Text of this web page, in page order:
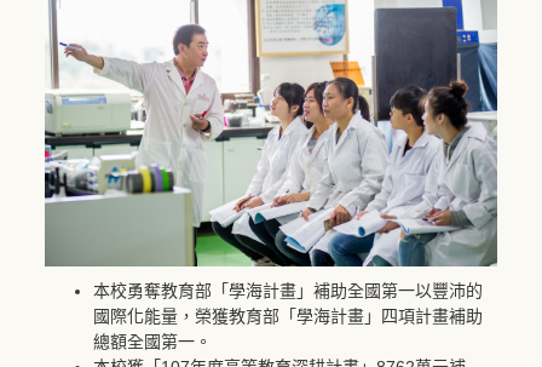
本校勇奪教育部「學海計畫」補助全國第一以豐沛的
國際化能量，榮獲教育部「學海計畫」四項計畫補助
總額全國第一。